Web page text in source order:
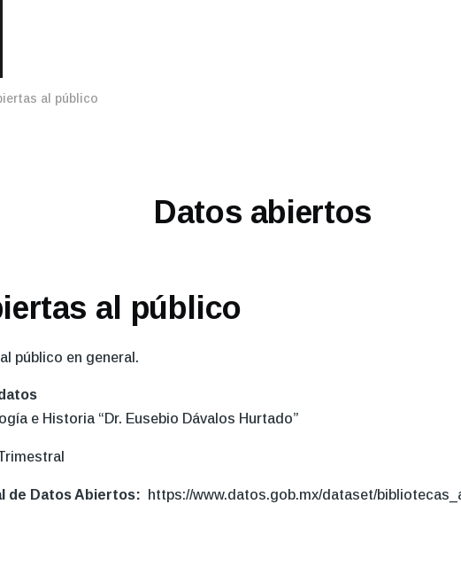
al público
Datos abiertos
al público
público en general.
e Historia “Dr. Eusebio Dávalos Hurtado”
de Datos Abiertos https://www.datos.gob.mx/dataset/